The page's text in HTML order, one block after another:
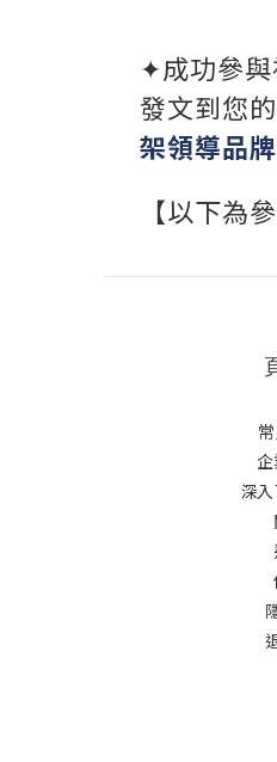
✦成功參
發文到您
架領導品牌
【以下為
深